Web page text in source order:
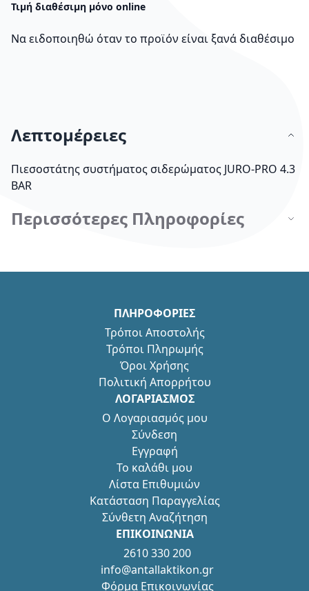
Τιμή διαθέσιμη μόνο online
Να ειδοποιηθώ όταν το προϊόν είναι ξανά διαθέσιμο
Λεπτομέρειες
Πιεσοστάτης συστήματος σιδερώματος JURO-PRO 4.3
BAR
Περισσότερες Πληροφορίες
ΠΛΗΡΟΦΟΡΙΕΣ
Τρόποι Αποστολής
Τρόποι Πληρωμής
Όροι Χρήσης
Πολιτική Απορρήτου
ΛΟΓΑΡΙΑΣΜΟΣ
Ο Λογαριασμός μου
Σύνδεση
Εγγραφή
Το καλάθι μου
Λίστα Επιθυμιών
Κατάσταση Παραγγελίας
Σύνθετη Αναζήτηση
ΕΠΙΚΟΙΝΩΝΙΑ
2610 330 200
info@antallaktikon.gr
Φόρμα Επικοινωνίας